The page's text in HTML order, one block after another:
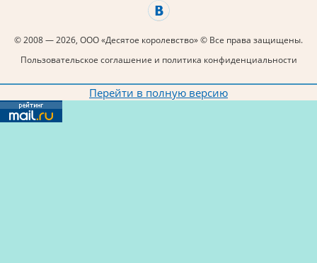
© 2008 — 2026, ООО «Десятое королевство» © Все права защищены.
Пользовательское соглашение и политика конфиденциальности
Перейти в полную версию